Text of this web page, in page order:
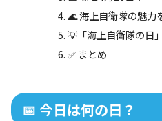
🌊 海上自衛隊の魅力
💡「海上自衛隊の日
✅ まとめ
📅 今日は何の日？